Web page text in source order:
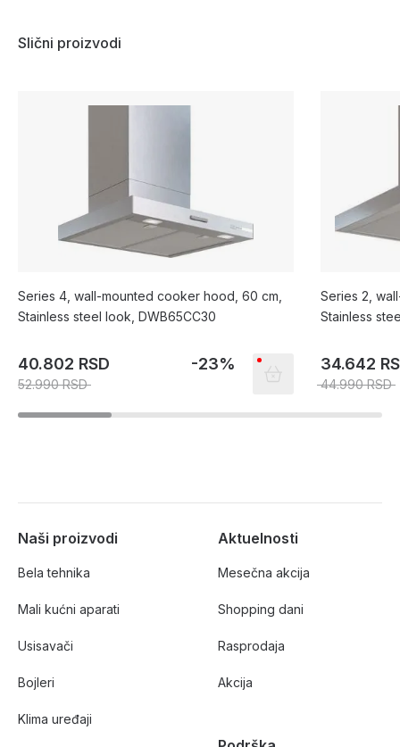
Slični proizvodi
Series 4, wall-mounted cooker hood, 60 cm,
Stainless steel look, DWB65CC30
40.802 RSD
52.990 RSD
-23%
Series 2,
Stainless
34.642
44.990 RSD
Naši proizvodi
Bela tehnika
Mali kućni aparati
Usisavači
Bojleri
Klima uređaji
Aktuelnosti
Mesečna akcija
Shopping dani
Rasprodaja
Akcija